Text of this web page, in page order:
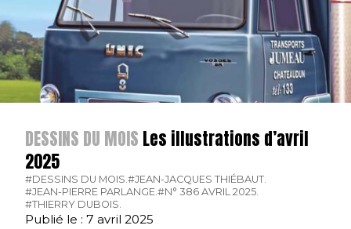
DESSINS DU MOIS Les illustrations d’avril
2025
#DESSINS DU MOIS.#JEAN-JACQUES THIÉBAUT.
#JEAN-PIERRE PARLANGE.#N° 386 AVRIL 2025.
#THIERRY DUBOIS.
Publié le : 7 avril 2025